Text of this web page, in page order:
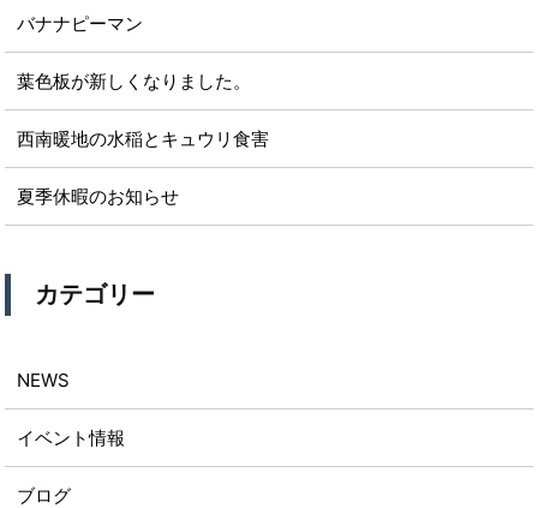
バナナピーマン
葉色板が新しくなりました。
西南暖地の水稲とキュウリ食害
夏季休暇のお知らせ
カテゴリー
NEWS
イベント情報
ブログ